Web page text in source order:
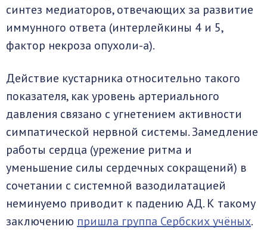
синтез медиаторов, отвечающих за развитие
иммунного ответа (интерлейкины 4 и 5,
фактор некроза опухоли-а).
Действие кустарника относительно такого
показателя, как уровень артериального
давления связано с угнетением активности
симпатической нервной системы. Замедление
работы сердца (урежение ритма и
уменьшение силы сердечных сокращений) в
сочетании с системной вазодилатацией
неминуемо приводит к падению АД. К такому
заключению пришла группа Сербских учёных.